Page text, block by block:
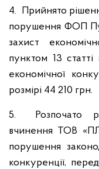
4. Прийнято
порушення ФОП
захист
пунктом 13
економічної
розмірі 44 210 грн.
5. Розпочато
вчинення ТОВ
порушення
конкуренції,